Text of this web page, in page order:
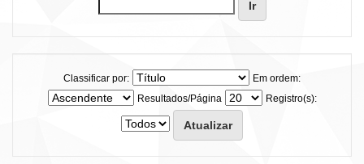
Classificar por:
Em ordem:
Resultados/Página
Registro(s):